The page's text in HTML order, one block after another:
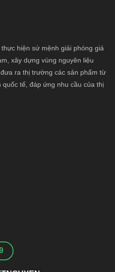
hiện sứ mệnh giải phóng giá
xây dựng vùng nguyên liệu
ra thị trường các sản phẩm từ
tế, đáp ứng nhu cầu của thị